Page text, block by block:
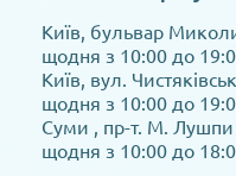
Київ, бульвар
щодня з 10:00 до
Київ, вул.
щодня з 10:00 до
Суми , пр-т. М. Лушпи
щодня з 10:00 до